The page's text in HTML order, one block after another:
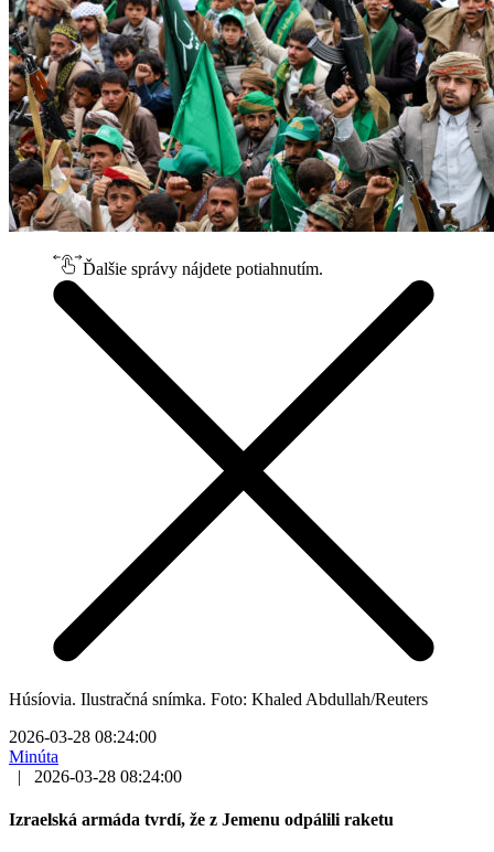
Ďalšie správy nájdete potiahnutím.
Húsíovia. Ilustračná snímka. Foto: Khaled Abdullah/Reuters
2026-03-28 08:24:00
Minúta
|
2026-03-28 08:24:00
Izraelská armáda tvrdí, že z Jemenu odpálili raketu